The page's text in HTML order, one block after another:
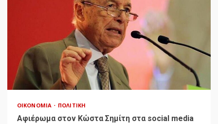
ΟΙΚΟΝΟΜΊΑ ΠΟΛΙΤΙΚΉ
Αφιέρωμα στον Κώστα Σημίτη στα social media